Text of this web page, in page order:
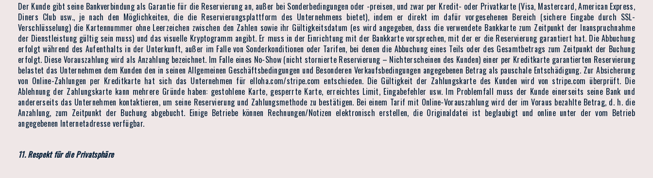
Der Kunde gibt seine Bankverbindung als Garantie für die Reservierung an, außer bei Sonderbedingungen oder -preisen, und zwar per Kredit- oder Privatkarte (Visa, Mastercard, American Express,
Diners Club usw., je nach den Möglichkeiten, die die Reservierungsplattform des Unternehmens bietet), indem er direkt im dafür vorgesehenen Bereich (sichere Eingabe durch SSL-
Verschlüsselung) die Kartennummer ohne Leerzeichen zwischen den Zahlen sowie ihr Gültigkeitsdatum (es wird angegeben, dass die verwendete Bankkarte zum Zeitpunkt der Inanspruchnahme
der Dienstleistung gültig sein muss) und das visuelle Kryptogramm angibt. Er muss in der Einrichtung mit der Bankkarte vorsprechen, mit der er die Reservierung garantiert hat. Die Abbuchung
erfolgt während des Aufenthalts in der Unterkunft, außer im Falle von Sonderkonditionen oder Tarifen, bei denen die Abbuchung eines Teils oder des Gesamtbetrags zum Zeitpunkt der Buchung
erfolgt. Diese Vorauszahlung wird als Anzahlung bezeichnet. Im Falle eines No-Show (nicht stornierte Reservierung – Nichterscheinen des Kunden) einer per Kreditkarte garantierten Reservierung
belastet das Unternehmen dem Kunden den in seinen Allgemeinen Geschäftsbedingungen und Besonderen Verkaufsbedingungen angegebenen Betrag als pauschale Entschädigung. Zur Absicherung
von Online-Zahlungen per Kreditkarte hat sich das Unternehmen für elloha.com/stripe.com entschieden. Die Gültigkeit der Zahlungskarte des Kunden wird von stripe.com überprüft. Die
Ablehnung der Zahlungskarte kann mehrere Gründe haben: gestohlene Karte, gesperrte Karte, erreichtes Limit, Eingabefehler usw. Im Problemfall muss der Kunde einerseits seine Bank und
andererseits das Unternehmen kontaktieren, um seine Reservierung und Zahlungsmethode zu bestätigen. Bei einem Tarif mit Online-Vorauszahlung wird der im Voraus bezahlte Betrag, d. h. die
Anzahlung, zum Zeitpunkt der Buchung abgebucht. Einige Betriebe können Rechnungen/Notizen elektronisch erstellen, die Originaldatei ist beglaubigt und online unter der vom Betrieb
angegebenen Internetadresse verfügbar.
11. Respekt für die Privatsphäre